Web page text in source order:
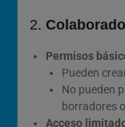
2.
Permisos
Pueden
No pueden
borradores
Acceso